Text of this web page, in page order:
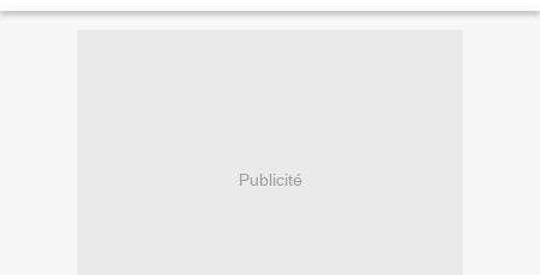
Publicité